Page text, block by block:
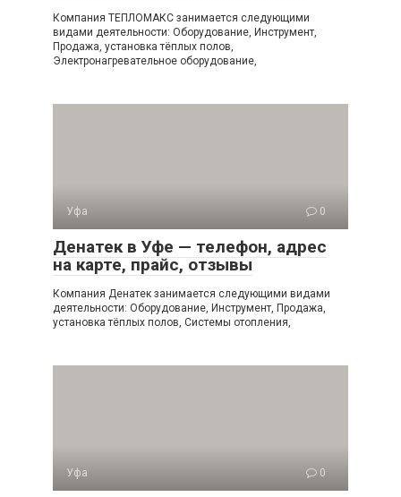
Компания ТЕПЛОМАКС занимается следующими
видами деятельности: Оборудование, Инструмент,
Продажа, установка тёплых полов,
Электронагревательное оборудование,
Уфа 0
Денатек в Уфе — телефон, адрес
на карте, прайс, отзывы
Компания Денатек занимается следующими видами
деятельности: Оборудование, Инструмент, Продажа,
установка тёплых полов, Системы отопления,
Уфа 0